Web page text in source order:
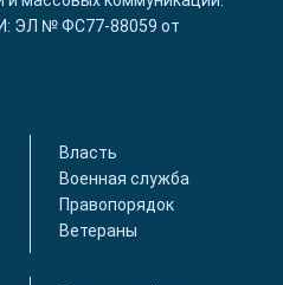
ЭЛ № ФС77-88059 от
Власть
Военная служба
Правопорядок
Ветераны